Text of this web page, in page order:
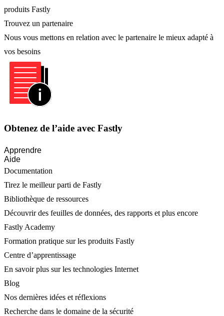
produits Fastly
Trouvez un partenaire
Nous vous mettons en relation avec le partenaire le mieux adapté à
vos besoins
Obtenez de l’aide avec Fastly
Apprendre
Aide
Documentation
Tirez le meilleur parti de Fastly
Bibliothèque de ressources
Découvrir des feuilles de données, des rapports et plus encore
Fastly Academy
Formation pratique sur les produits Fastly
Centre d’apprentissage
En savoir plus sur les technologies Internet
Blog
Nos dernières idées et réflexions
Recherche dans le domaine de la sécurité